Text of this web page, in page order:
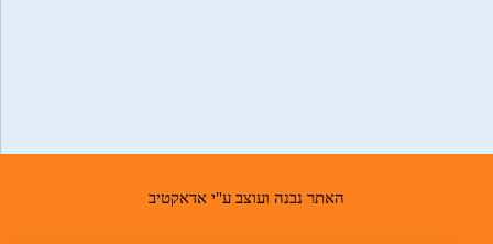
האתר נבנה ועוצב ע"י אדאקטיב